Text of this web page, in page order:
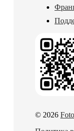
© 2026